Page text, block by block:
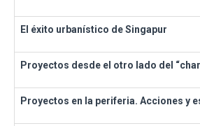
El éxito urbanístico de Singapur
Proyectos desde el otro lado del
Proyectos en la periferia. Acciones y